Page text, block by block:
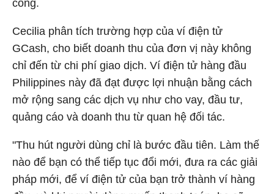
công.
Cecilia phân tích trường hợp của ví điện tử
GCash, cho biết doanh thu của đơn vị này không
chỉ đến từ chi phí giao dịch. Ví điện tử hàng đầu
Philippines này đã đạt được lợi nhuận bằng cách
mở rộng sang các dịch vụ như cho vay, đầu tư,
quảng cáo và doanh thu từ quan hệ đối tác.
"Thu hút người dùng chỉ là bước đầu tiên. Làm thế
nào để bạn có thể tiếp tục đổi mới, đưa ra các giải
pháp mới, để ví điện tử của bạn trở thành ví hàng